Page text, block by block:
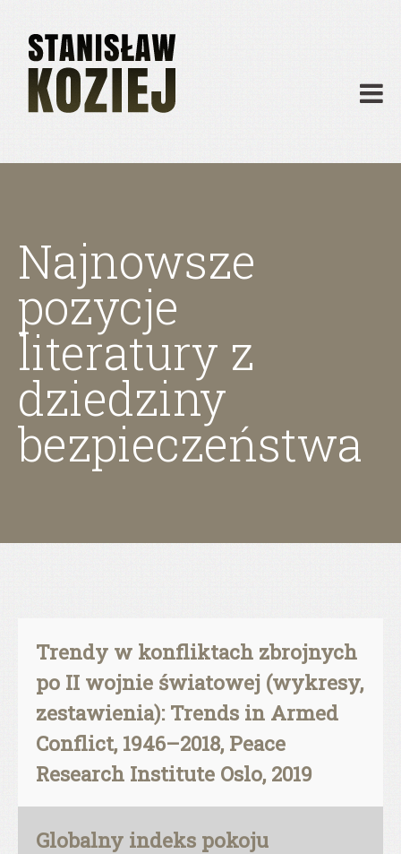
Publikacje
Działalność
Materiały dydaktyczne
Najnowsze
pozycje
literatury z
dziedziny
bezpieczeństwa
Trendy w konfliktach zbrojnych
po II wojnie światowej (wykresy,
zestawienia): Trends in Armed
Conflict, 1946–2018, Peace
Research Institute Oslo, 2019
Globalny indeks pokoju